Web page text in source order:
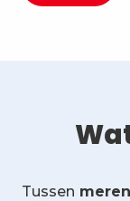
Tussen